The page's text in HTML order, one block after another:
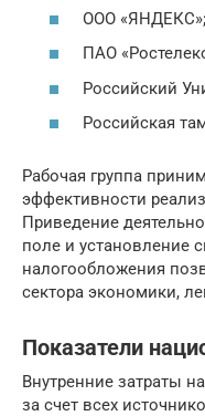
ООО «ЯНДЕКС»;
ПАО
Российский
Российская
Рабочая группа
эффективности
Приведение
поле и установление
налогообложения
сектора экономики,
Показатели
Внутренние затраты
за счет всех